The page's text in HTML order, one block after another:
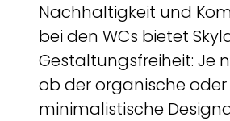
Nachhaltigkeit und
bei den WCs bietet
Gestaltungsfreiheit: Je
ob der organische
minimalistische